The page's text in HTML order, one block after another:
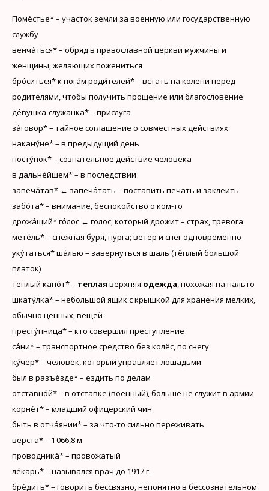
Поме́стье* – участок земли за военную или государственную
службу
венча́ться* – обряд в православной церкви мужчины и
женщины, желающих пожениться
бро́ситься* к нога́м роди́телей* – встать на колени перед
родителями, чтобы получить прощение или благословение
де́вушка-служанка* – прислуга
за́говор* – тайное соглашение о совместных действиях
накану́не* – в предыдущий день
посту́пок* – сознательное действие человека
в дальне́йшем* – в последствии
запеча́тав* ← запеча́тать – поставить печать и заклеить
забо́та* – внимание, беспокойство о ком-то
дрожа́щий* го́лос ← голос, который дрожит – страх, тревога
мете́ль* – снежная буря, пурга; ветер и снег одновременно
уку́таться* ша́лью – завернуться в шаль (тёплый большой
платок)
тёплый капо́т* – теплая верхняя одежда, похожая на пальто
шкату́лка* – небольшой ящик с крышкой для хранения мелких,
обычно ценных, вещей
престу́пница* – кто совершил преступление
са́ни* – транспортное средство без колёс, по снегу
ку́чер* – человек, который управляет лошадьми
был в разъе́зде* – ездить по делам
отставно́й* – в отставке (военный), больше не служит в армии
корне́т* – младший офицерский чин
быть в отча́янии* – за что-то сильно переживать
вёрста* – 1 066,8 м
проводника́* – провожатый
ле́карь* – назывался врач до 1917 г.
бре́дить* – говорить бессвязно, непонятно в бессознательном